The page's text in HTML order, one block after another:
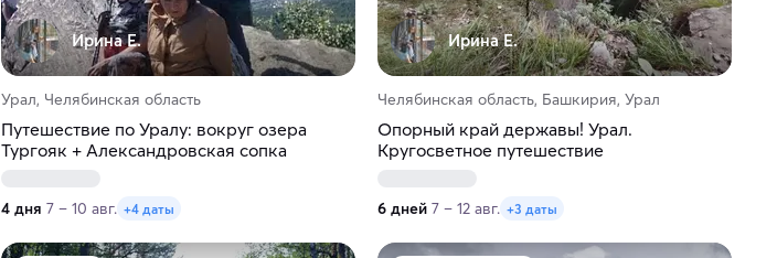
Ирина Е.
Урал, Челябинская область
Путешествие по Уралу: вокруг озера
Тургояк + Александровская сопка
4 дня 7 – 10 авг. +4 даты
Ирина Е.
Челябинская область, Башкирия, Урал
Опорный край державы! Урал.
Кругосветное путешествие
6 дней 7 – 12 авг. +3 даты